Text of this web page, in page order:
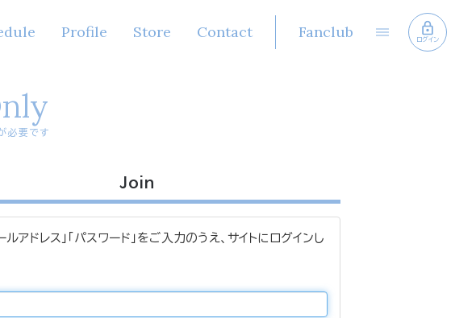
Profile Store Contact Fanclub ログイン
必要です
Join
ドレス」「パスワード」をご入力のうえ、サイトにログインし